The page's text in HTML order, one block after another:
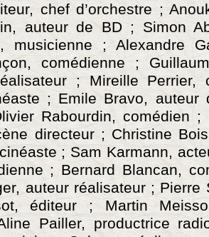
chef d’orchestre ;
auteur de BD ; Simon
musicienne ; Alexandre
comédienne ;
; Mireille Perrier,
; Emile Bravo,
Rabourdin, comédien ;
directeur ; Christine
; Sam Karmann,
; Bernard Blancan,
auteur réalisateur ; Pierre
éditeur ; Martin
Pailler, productrice